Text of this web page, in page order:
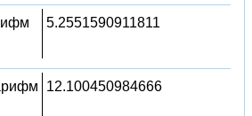
5.2551590911811
12.100450984666